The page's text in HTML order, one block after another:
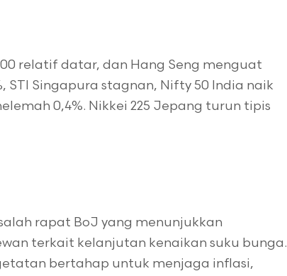
relatif datar, dan Hang Seng menguat
STI Singapura stagnan, Nifty 50 India naik
0,4%. Nikkei 225 Jepang turun tipis
rapat BoJ yang menunjukkan
terkait kelanjutan kenaikan suku bunga.
bertahap untuk menjaga inflasi,